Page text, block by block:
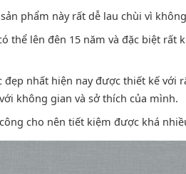
phẩm này rất dễ lau chùi vì
thể lên đên 15 năm và đặc biệt
đẹp nhất hiện nay được thiết kế
không gian và sở thích của mình.
cho nên tiết kiệm được khá